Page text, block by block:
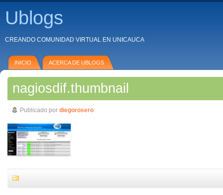
Ublogs
CREANDO COMUNIDAD VIRTUAL EN UNICAUCA
INICIO ACERCA DE UBLOGS
nagiosdif.thumbnail
Publicado por diegorosero